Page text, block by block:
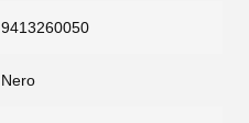
9413260050
Nero